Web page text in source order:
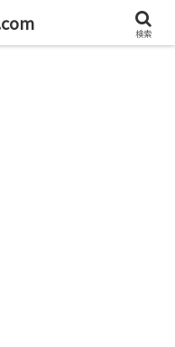
グと旅
検索